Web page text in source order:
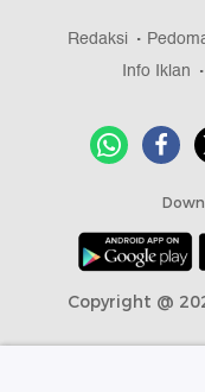
Redaksi
Info Iklan
Copyright @